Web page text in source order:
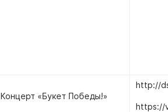
Концерт «Букет Победы!»
http://
https://